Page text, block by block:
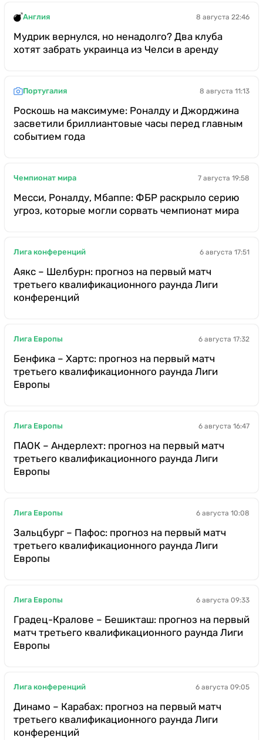
Англия 8 августа 22:46
Мудрик вернулся, но ненадолго? Два клуба
хотят забрать украинца из Челси в аренду
Португалия 8 августа 11:13
Роскошь на максимуме: Роналду и Джорджина
засветили бриллиантовые часы перед главным
событием года
Чемпионат мира 7 августа 19:58
Месси, Роналду, Мбаппе: ФБР раскрыло серию
угроз, которые могли сорвать чемпионат мира
Лига конференций 6 августа 17:51
Аякс – Шелбурн: прогноз на первый матч
третьего квалификационного раунда Лиги
конференций
Лига Европы 6 августа 17:32
Бенфика – Хартс: прогноз на первый матч
третьего квалификационного раунда Лиги
Европы
Лига Европы 6 августа 16:47
ПАОК – Андерлехт: прогноз на первый матч
третьего квалификационного раунда Лиги
Европы
Лига Европы 6 августа 10:08
Зальцбург – Пафос: прогноз на первый матч
третьего квалификационного раунда Лиги
Европы
Лига Европы 6 августа 09:33
Градец-Кралове – Бешикташ: прогноз на первый
матч третьего квалификационного раунда Лиги
Европы
Лига конференций 6 августа 09:05
Динамо – Карабах: прогноз на первый матч
третьего квалификационного раунда Лиги
конференций